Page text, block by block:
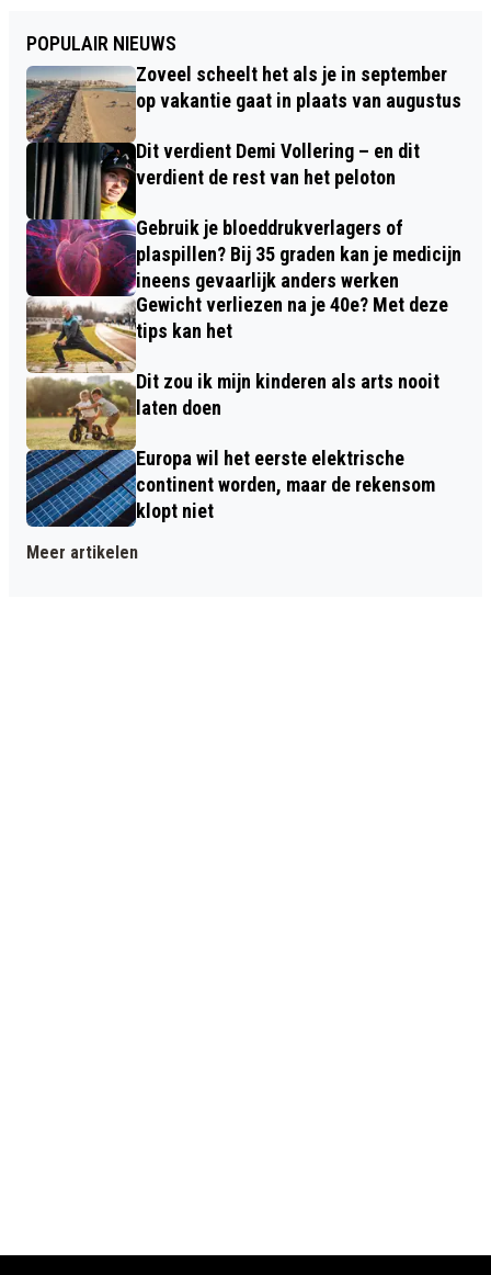
POPULAIR NIEUWS
Zoveel scheelt het als je in september
op vakantie gaat in plaats van augustus
Dit verdient Demi Vollering – en dit
verdient de rest van het peloton
Gebruik je bloeddrukverlagers of
plaspillen? Bij 35 graden kan je medicijn
ineens gevaarlijk anders werken
Gewicht verliezen na je 40e? Met deze
tips kan het
Dit zou ik mijn kinderen als arts nooit
laten doen
Europa wil het eerste elektrische
continent worden, maar de rekensom
klopt niet
Meer artikelen